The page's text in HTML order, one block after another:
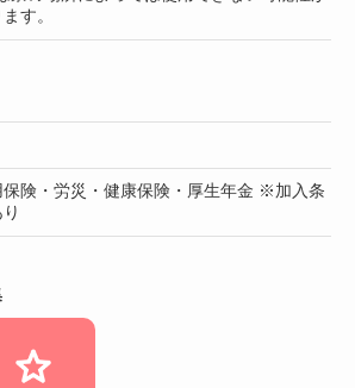
す。
保険・労災・健康保険・厚生年金 ※加入条